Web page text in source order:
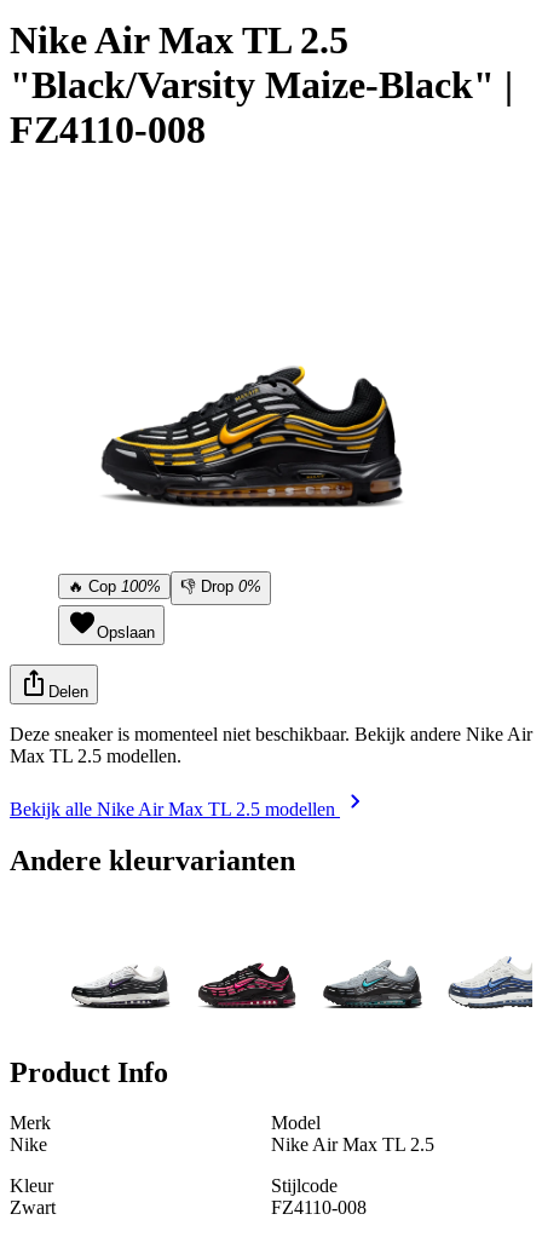
NikeAir Max TL 2.5
"Black/Varsity Maize-Black" |
FZ4110-008
🔥 Cop 100% 👎 Drop 0%
Opslaan
Delen
Deze sneaker is momenteel niet beschikbaar. Bekijk andere Nike Air
Max TL 2.5 modellen.
Bekijk alle Nike Air Max TL 2.5 modellen
Andere kleurvarianten
Product Info
Merk
Nike
Model
Nike Air Max TL 2.5
Kleur
Zwart
Stijlcode
FZ4110-008